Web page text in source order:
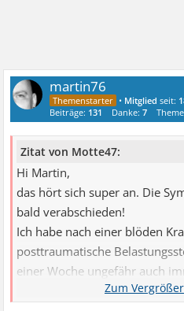
martin76
• Mitglied seit:
Beiträge: 131 Danke:7
Zitat von Motte47:
Hi Martin,
das hört sich super an. Die
bald verabschieden!
Ich habe nach einer blöden
posttraumatische
einer Woche ungefähr auch
Die wurden immer weniger,